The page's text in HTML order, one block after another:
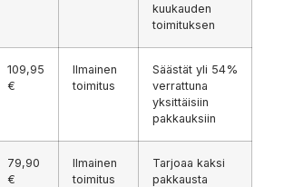
kuukauden
toimituksen
109,95
€
Ilmainen
toimitus
Säästät yli 54%
verrattuna
yksittäisiin
pakkauksiin
79,90
€
Ilmainen
toimitus
Tarjoaa kaksi
pakkausta